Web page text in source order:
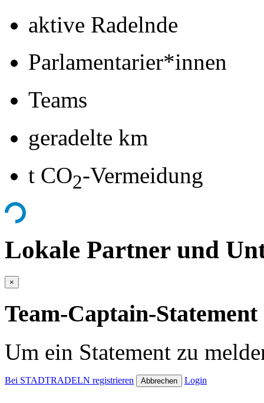
aktive Radelnde
Parlamentarier*innen
Teams
geradelte km
t CO2-Vermeidung
Lokale Partner und
×
Team-Captain-
Um ein Statement zu
Bei STADTRADELN registrieren Abbrechen Login